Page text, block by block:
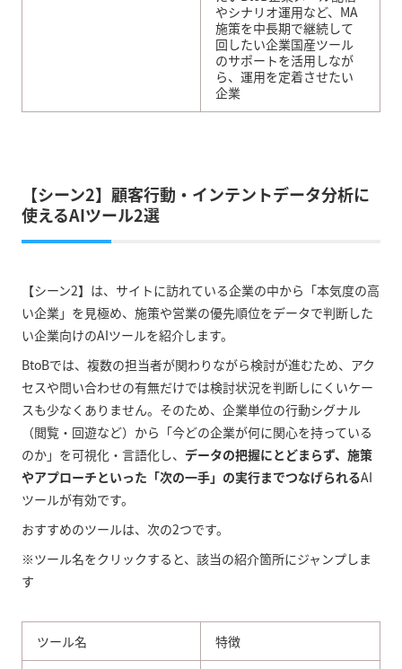
やシナリオ運用など、MA
施策を中長期で継続して
回したい企業国産ツール
のサポートを活用しなが
ら、運用を定着させたい
企業
【シーン2】顧客行動・インテントデータ分析に
使えるAIツール2選
【シーン2】は、サイトに訪れている企業の中から「本気度の高
い企業」を見極め、施策や営業の優先順位をデータで判断した
い企業向けのAIツールを紹介します。
BtoBでは、複数の担当者が関わりながら検討が進むため、アク
セスや問い合わせの有無だけでは検討状況を判断しにくいケー
スも少なくありません。そのため、企業単位の行動シグナル
（閲覧・回遊など）から「今どの企業が何に関心を持っている
のか」を可視化・言語化し、 データの把握にとどまらず、施策
やアプローチといった「次の一手」の実行までつなげられるAI
ツールが有効です。
おすすめのツールは、次の2つです。
※ツール名をクリックすると、該当の紹介箇所にジャンプしま
す
ツール名 特徴